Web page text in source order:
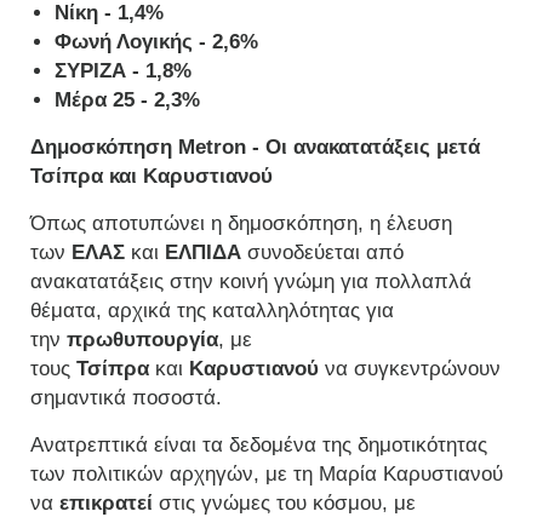
Νίκη - 1,4%
Φωνή Λογικής - 2,6%
ΣΥΡΙΖΑ - 1,8%
Μέρα 25 - 2,3%
Δημοσκόπηση Metron - Οι ανακατατάξεις μετά
Τσίπρα και Καρυστιανού
Όπως αποτυπώνει η δημοσκόπηση, η έλευση
των ΕΛΑΣ και ΕΛΠΙΔΑ συνοδεύεται από
ανακατατάξεις στην κοινή γνώμη για πολλαπλά
θέματα, αρχικά της καταλληλότητας για
την πρωθυπουργία, με
τους Τσίπρα και Καρυστιανού να συγκεντρώνουν
σημαντικά ποσοστά.
Ανατρεπτικά είναι τα δεδομένα της δημοτικότητας
των πολιτικών αρχηγών, με τη Μαρία Καρυστιανού
να επικρατεί στις γνώμες του κόσμου, με